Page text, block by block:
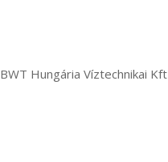
BWT Hungária Víztechnikai Kft